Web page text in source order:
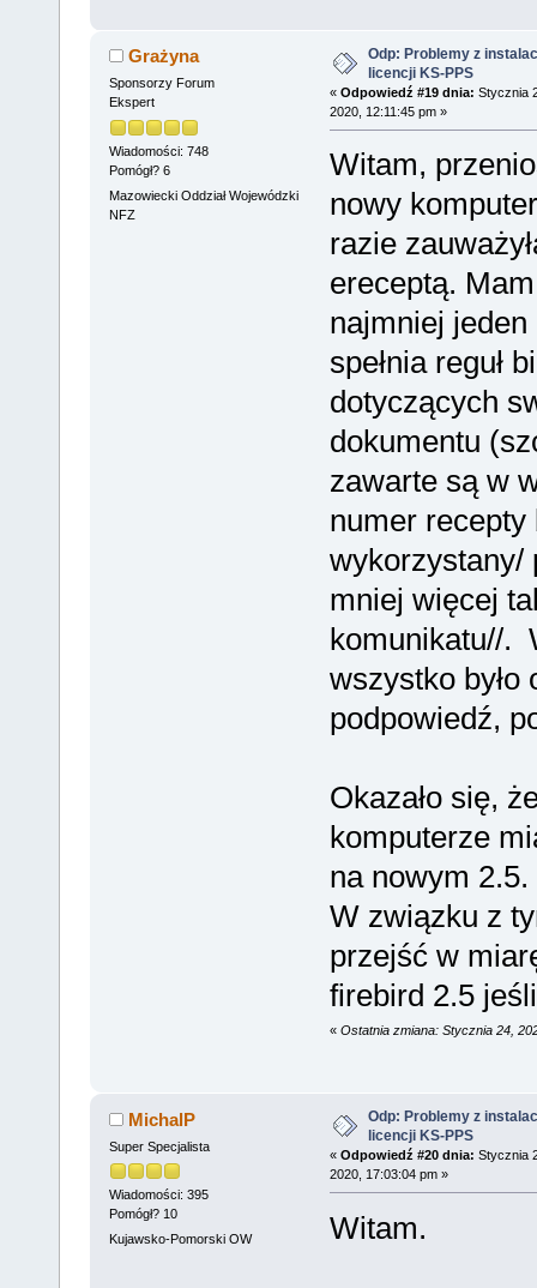
Grażyna
Sponsorzy Forum
Ekspert
Wiadomości: 748
Pomógł? 6
Mazowiecki Oddział Wojewódzki
NFZ
Odp: Problemy z
licencji KS-PPS
« Odpowiedź #19 dnia: Stycznia
2020, 12:11:45 pm »
Witam,
nowy
razie
ereceptą.
najmniej
spełnia reguł
dotyczących
dokumentu
zawarte są w
numer recepty
wykorzystany/
mniej więcej
komunikatu//.
wszystko było
podpowiedź,
Okazało się,
komputerze
na nowym 2.5.
W związku z
przejść w
firebird 2.5
« Ostatnia zmiana: Stycznia 24,
MichalP
Super Specjalista
Wiadomości: 395
Pomógł? 10
Kujawsko-Pomorski OW
Odp: Problemy z
licencji KS-PPS
« Odpowiedź #20 dnia: Stycznia
2020, 17:03:04 pm »
Witam.